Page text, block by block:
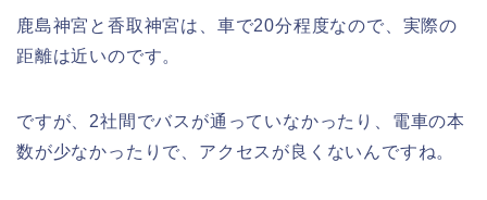
鹿島神宮と香取神宮は、車で20分程度なので、実際の
距離は近いのです。
ですが、2社間でバスが通っていなかったり、電車の本
数が少なかったりで、アクセスが良くないんですね。